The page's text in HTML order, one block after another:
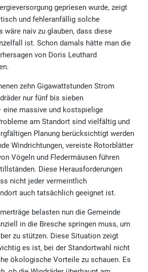
gepriesen wurde, zeigt
und fehleranfällig solche
wäre naiv zu glauben, dass diese
ist. Schon damals hätte man die
von Doris Leuthard
zehn Gigawattstunden Strom
nur fünf bis sieben
eine massive und kostspielige
am Standort sind vielfältig und
Planung berücksichtigt werden
Windrichtungen, vereiste Rotorblätter
Vögeln und Fledermäusen führen
Diese Herausforderungen
nicht jeder vermeintlich
auch tatsächlich geeignet ist.
belasten nun die Gemeinde
in die Bresche springen muss, um
zu stützen. Diese Situation zeigt
es ist, bei der Standortwahl nicht
ökologische Vorteile zu schauen. Es